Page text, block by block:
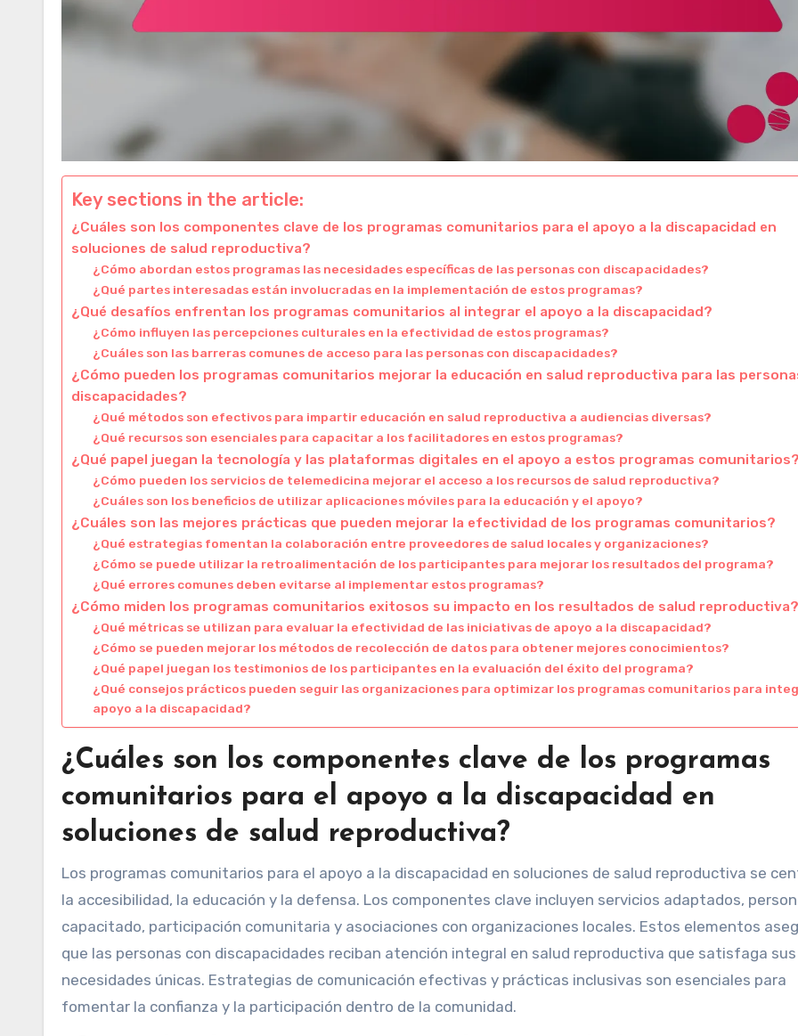
Key sections in the article:
¿Cuáles son los componentes clave de los programas comunitarios para el apoyo a la discapacidad en
soluciones de salud reproductiva?
¿Cómo abordan estos programas las necesidades específicas de las personas con discapacidades?
¿Qué partes interesadas están involucradas en la implementación de estos programas?
¿Qué desafíos enfrentan los programas comunitarios al integrar el apoyo a la discapacidad?
¿Cómo influyen las percepciones culturales en la efectividad de estos programas?
¿Cuáles son las barreras comunes de acceso para las personas con discapacidades?
¿Cómo pueden los programas comunitarios mejorar la educación en salud reproductiva para las
discapacidades?
¿Qué métodos son efectivos para impartir educación en salud reproductiva a audiencias diversas?
¿Qué recursos son esenciales para capacitar a los facilitadores en estos programas?
¿Qué papel juegan la tecnología y las plataformas digitales en el apoyo a estos programas comunitarios?
¿Cómo pueden los servicios de telemedicina mejorar el acceso a los recursos de salud reproductiva?
¿Cuáles son los beneficios de utilizar aplicaciones móviles para la educación y el apoyo?
¿Cuáles son las mejores prácticas que pueden mejorar la efectividad de los programas comunitarios?
¿Qué estrategias fomentan la colaboración entre proveedores de salud locales y organizaciones?
¿Cómo se puede utilizar la retroalimentación de los participantes para mejorar los resultados del programa?
¿Qué errores comunes deben evitarse al implementar estos programas?
¿Cómo miden los programas comunitarios exitosos su impacto en los resultados de salud reproductiva?
¿Qué métricas se utilizan para evaluar la efectividad de las iniciativas de apoyo a la discapacidad?
¿Cómo se pueden mejorar los métodos de recolección de datos para obtener mejores conocimientos?
¿Qué papel juegan los testimonios de los participantes en la evaluación del éxito del programa?
¿Qué consejos prácticos pueden seguir las organizaciones para optimizar los programas comunitarios para
apoyo a la discapacidad?
¿Cuáles son los componentes clave de los programas
comunitarios para el apoyo a la discapacidad en
soluciones de salud reproductiva?
Los programas comunitarios para el apoyo a la discapacidad en soluciones de salud reproductiva se
la accesibilidad, la educación y la defensa. Los componentes clave incluyen servicios adaptados,
capacitado, participación comunitaria y asociaciones con organizaciones locales. Estos elementos
que las personas con discapacidades reciban atención integral en salud reproductiva que satisfaga sus
necesidades únicas. Estrategias de comunicación efectivas y prácticas inclusivas son esenciales para
fomentar la confianza y la participación dentro de la comunidad.